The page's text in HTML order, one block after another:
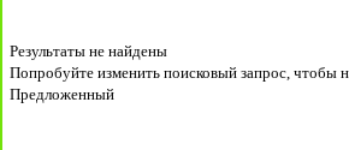
Результаты не найдены
Попробуйте изменить поисковый запрос, чтобы
Предложенный